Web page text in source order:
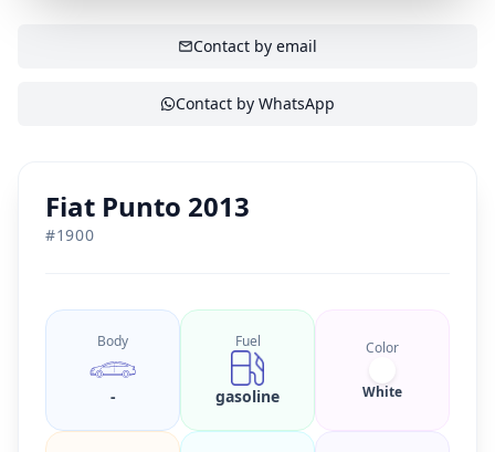
Contact by email
Contact by WhatsApp
Fiat Punto 2013
#1900
Body
-
Fuel
gasoline
Color
White